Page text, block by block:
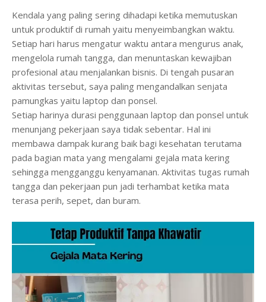
Kendala yang paling sering dihadapi ketika memutuskan
untuk produktif di rumah yaitu menyeimbangkan waktu.
Setiap hari harus mengatur waktu antara mengurus anak,
mengelola rumah tangga, dan menuntaskan kewajiban
profesional atau menjalankan bisnis. Di tengah pusaran
aktivitas tersebut, saya paling mengandalkan senjata
pamungkas yaitu laptop dan ponsel.
Setiap harinya durasi penggunaan laptop dan ponsel untuk
menunjang pekerjaan saya tidak sebentar. Hal ini
membawa dampak kurang baik bagi kesehatan terutama
pada bagian mata yang mengalami gejala mata kering
sehingga mengganggu kenyamanan. Aktivitas tugas rumah
tangga dan pekerjaan pun jadi terhambat ketika mata
terasa perih, sepet, dan buram.